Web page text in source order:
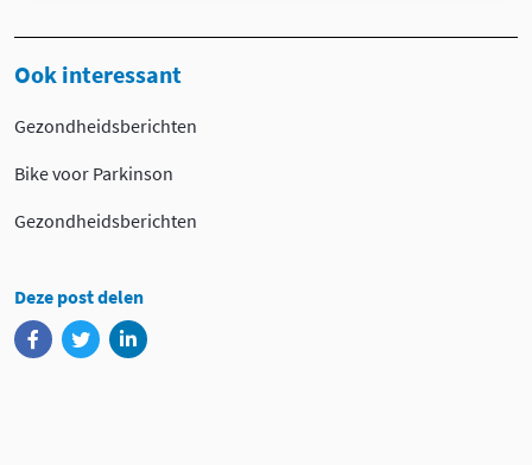
Ook interessant
Gezondheidsberichten
Bike voor Parkinson
Gezondheidsberichten
Deze post delen